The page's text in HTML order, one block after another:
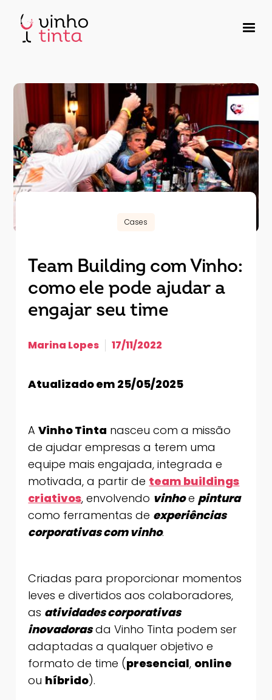
Cases
Team Building com Vinho:
como ele pode ajudar a
engajar seu time
Marina Lopes 17/11/2022
Atualizado em 25/05/2025
AVinho Tinta nasceu com a missão
de ajudar empresas a terem uma
equipe mais engajada, integrada e
motivada, a partir de team buildings
criativos, envolvendo vinhoepintura
como ferramentas de experiências
corporativas com vinho.
Criadas para proporcionar momentos
leves e divertidos aos colaboradores,
as atividades corporativas
inovadorasda Vinho Tinta podem ser
adaptadas a qualquer objetivo e
formato de time (presencial, online
ou híbrido).